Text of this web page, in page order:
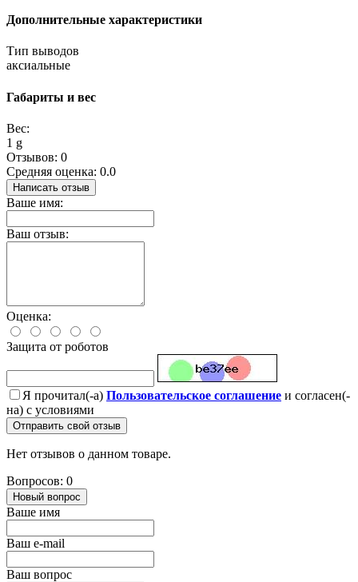
Дополнительные характеристики
Тип выводов
аксиальные
Габариты и вес
Вес:
1 g
Отзывов: 0
Средняя оценка: 0.0
Написать отзыв
Ваше имя:
Ваш отзыв:
Оценка:
Защита от роботов
Я прочитал(-а) Пользовательское соглашение и согласен(-
на) с условиями
Отправить свой отзыв
Нет отзывов о данном товаре.
Вопросов: 0
Новый вопрос
Ваше имя
Ваш e-mail
Ваш вопрос